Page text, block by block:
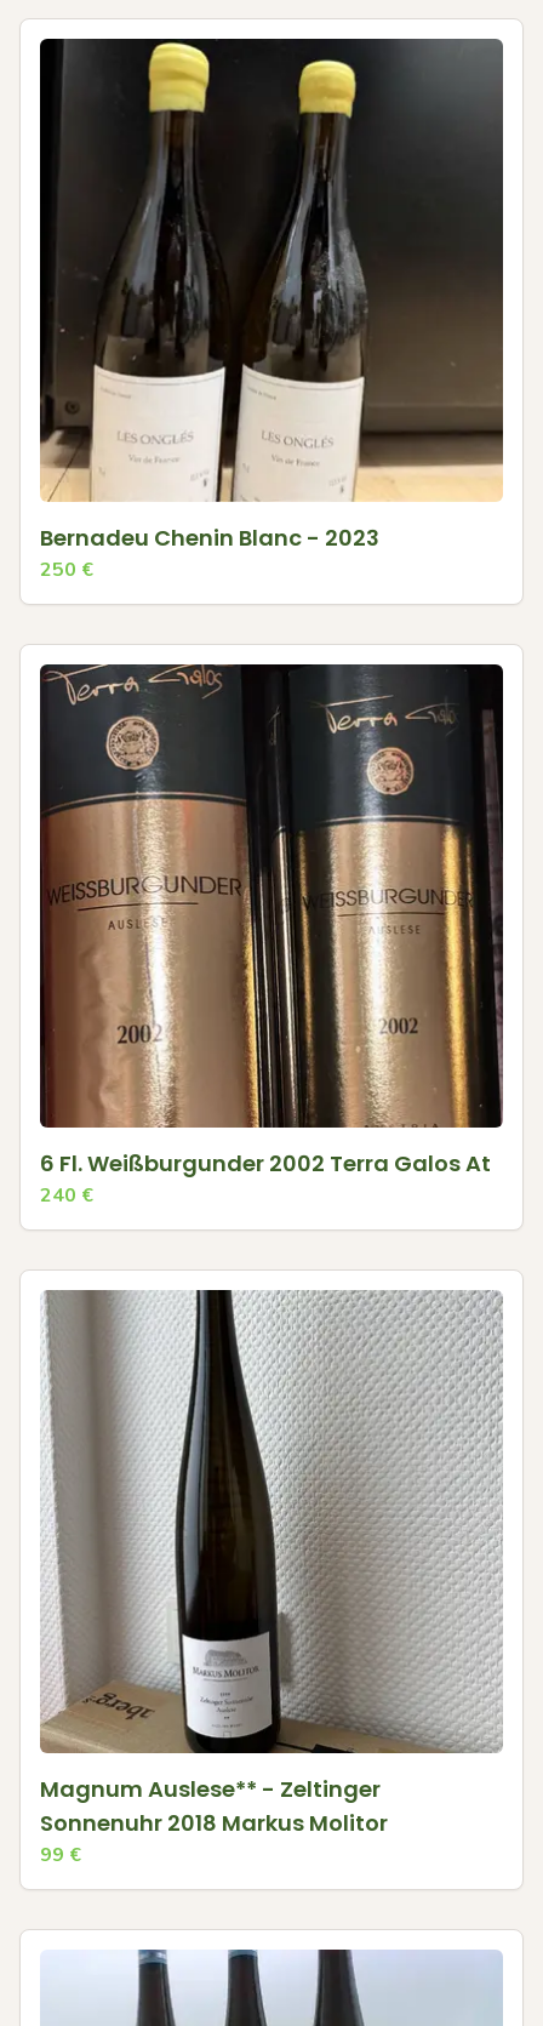
Bernadeu Chenin Blanc - 2023
250 €
6 Fl. Weißburgunder 2002 Terra Galos At
240 €
Magnum Auslese** - Zeltinger
Sonnenuhr 2018 Markus Molitor
99 €